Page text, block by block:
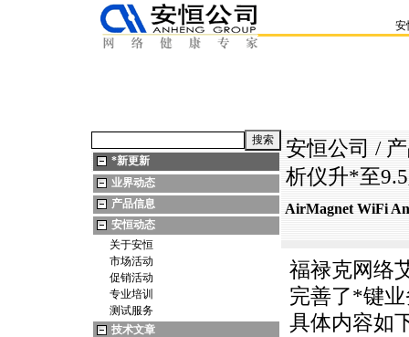
安
*新更新
业界动态
产品信息
安恒动态
关于安恒
市场活动
促销活动
专业培训
测试服务
技术文章
安恒公司 /
析仪升*至
AirMagnet WiFi
福禄克网络
完善了*键
具体内容如